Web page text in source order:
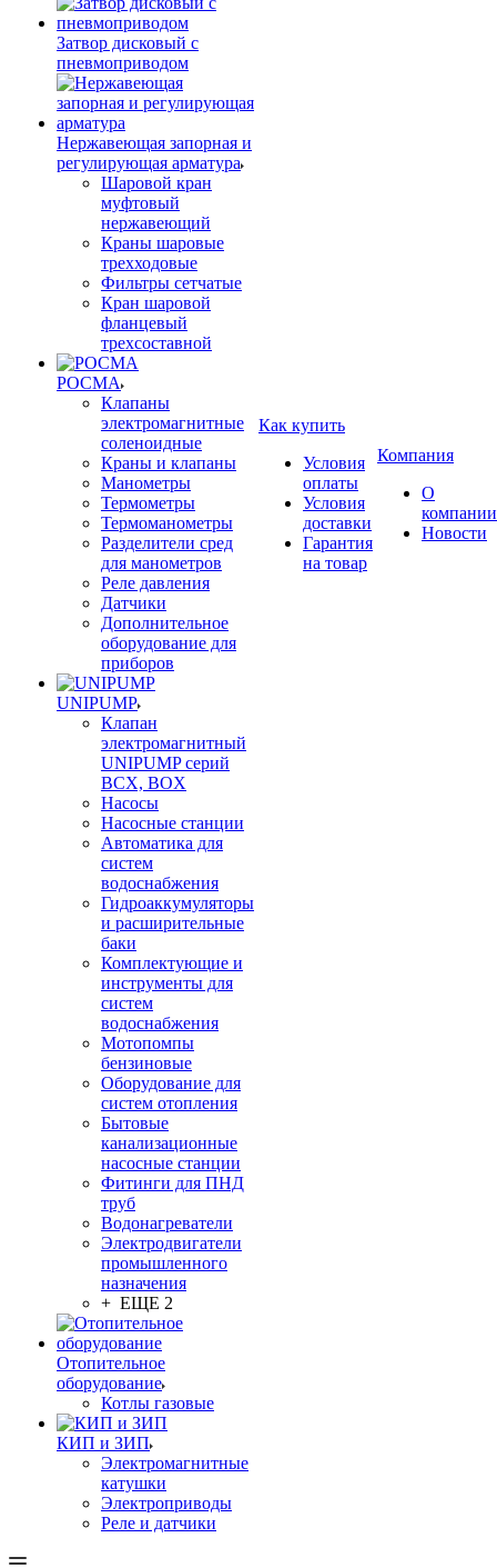
Затвор дисковый с
пневмоприводом
Нержавеющая запорная и
регулирующая арматура
Шаровой кран
муфтовый
нержавеющий
Краны шаровые
трехходовые
Фильтры сетчатые
Кран шаровой
фланцевый
трехсоставной
РОСМА
Клапаны
электромагнитные
соленоидные
Краны и клапаны
Манометры
Термометры
Термоманометры
Разделители сред
для манометров
Реле давления
Датчики
Дополнительное
оборудование для
приборов
UNIPUMP
Клапан
электромагнитный
UNIPUMP серий
BCX, BOX
Насосы
Насосные станции
Автоматика для
систем
водоснабжения
Гидроаккумуляторы
и расширительные
баки
Комплектующие и
инструменты для
систем
водоснабжения
Мотопомпы
бензиновые
Оборудование для
систем отопления
Бытовые
канализационные
насосные станции
Фитинги для ПНД
труб
Водонагреватели
Электродвигатели
промышленного
назначения
+ ЕЩЕ 2
Отопительное
оборудование
Котлы газовые
КИП и ЗИП
Электромагнитные
катушки
Электроприводы
Реле и датчики
Как купить
Условия
оплаты
Условия
доставки
Гарантия
на товар
Компания
О
компании
Новости